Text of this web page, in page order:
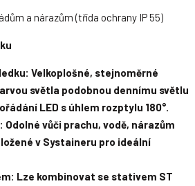
a nárazům (třída ochrany IP 55)
Velkoplošné, stejnoměrné
světla podobnou dennímu světlu
LED s úhlem rozptylu 180°.
Odolné vůči prachu, vodě, nárazům
v Systaineru pro ideální
Lze kombinovat se stativem ST